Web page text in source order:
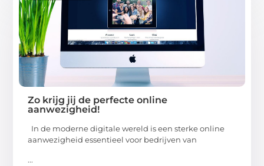
Zo krijg jij de perfecte online
aanwezigheid!
In de moderne digitale wereld is een sterke online
aanwezigheid essentieel voor bedrijven van
...